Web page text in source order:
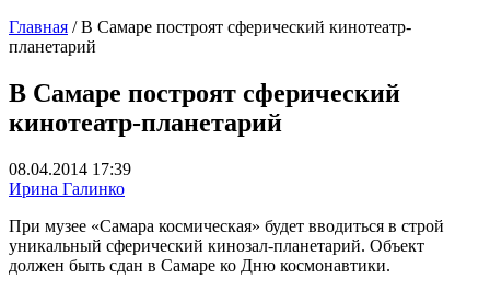
You are here
Главная / В Самаре построят сферический кинотеатр-
планетарий
В Самаре построят сферический
кинотеатр-планетарий
08.04.2014 17:39
Ирина Галинко
При музее «Самара космическая» будет вводиться в строй
уникальный сферический кинозал-планетарий. Объект
должен быть сдан в Самаре ко Дню космонавтики.